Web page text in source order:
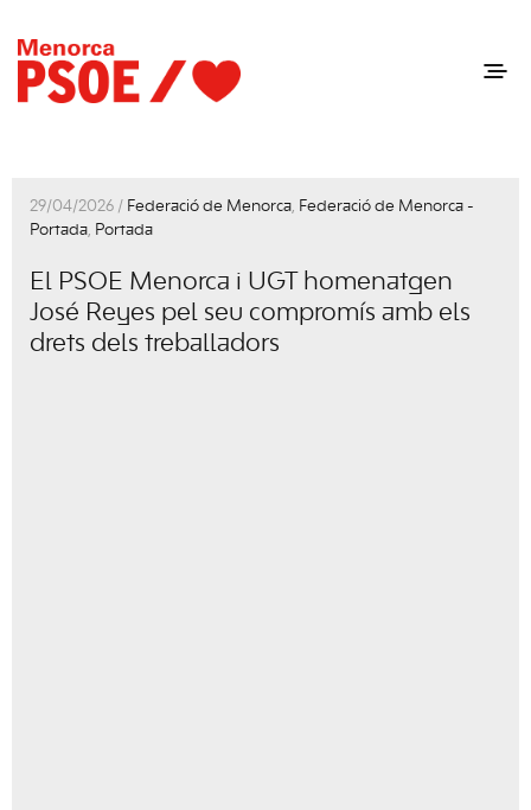
29/04/2026 / Federació de Menorca, Federació de Menorca -
Portada, Portada
El PSOE Menorca i UGT homenatgen
José Reyes pel seu compromís amb els
drets dels treballadors